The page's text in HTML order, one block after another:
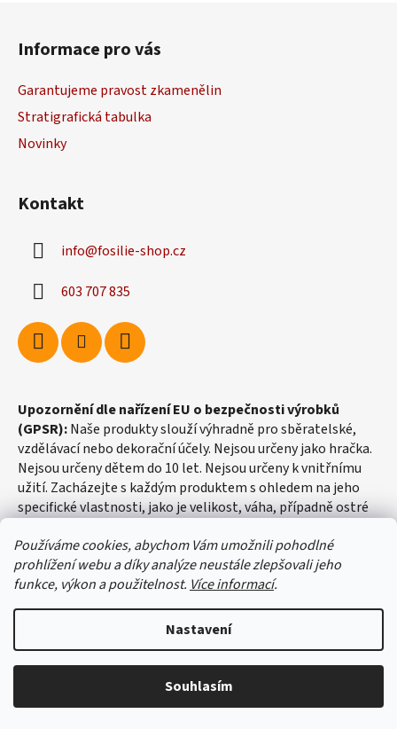
Používáme cookies, abychom Vám umožnili pohodlné
prohlížení webu a díky analýze neustále zlepšovali jeho
funkce, výkon a použitelnost. Více informací.
Nastavení
Souhlasím
Informace pro vás
Garantujeme pravost zkamenělin
Stratigrafická tabulka
Novinky
Kontakt
info@fosilie-shop.cz
603 707 835
Upozornění dle nařízení EU o bezpečnosti výrobků
(GPSR):Naše produkty slouží výhradně pro sběratelské,
vzdělávací nebo dekorační účely. Nejsou určeny jako hračka.
Nejsou určeny dětem do 10 let. Nejsou určeny k vnitřnímu
užití. Zacházejte s každým produktem s ohledem na jeho
specifické vlastnosti, jako je velikost, váha, případně ostré
Vytvořil Shoptet
fosilie-shop.cz. Všechna práva vyhrazena.
Upravit nastavení cookies